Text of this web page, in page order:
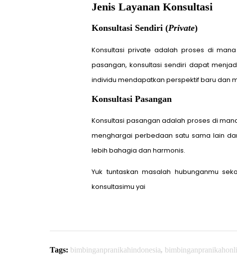
Jenis Layanan Konsultasi
Konsultasi Sendiri (Private)
Konsultasi private adalah proses di
pasangan, konsultasi sendiri dapat
individu mendapatkan perspektif baru dan
Konsultasi Pasangan
Konsultasi pasangan adalah proses di
menghargai perbedaan satu sama lain
lebih bahagia dan harmonis.
Yuk tuntaskan masalah hubunganmu
konsultasimu yai
Tags: bimbinganpranikahindonesia,